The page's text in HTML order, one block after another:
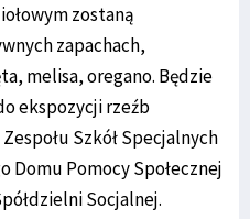
zostaną
zapachach,
melisa, oregano. Będzie
ekspozycji rzeźb
Szkół Specjalnych
Domu Pomocy Społecznej
Socjalnej.